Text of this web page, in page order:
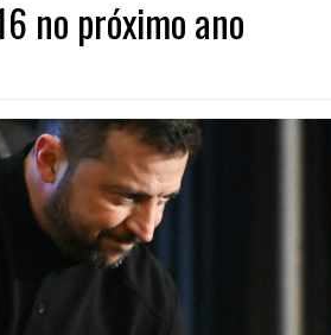
no próximo ano